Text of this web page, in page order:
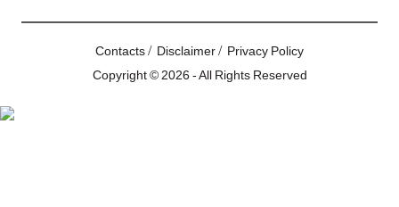
Contacts/ Disclaimer/ Privacy Policy
Copyright © 2026 - All Rights Reserved